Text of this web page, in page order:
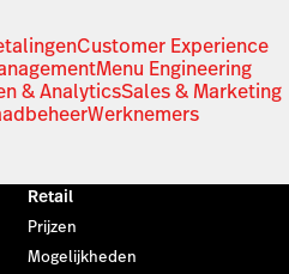
Customer Experience
Menu Engineering
& AnalyticsSales & Marketing
Werknemers
Retail
Prijzen
Mogelijkheden